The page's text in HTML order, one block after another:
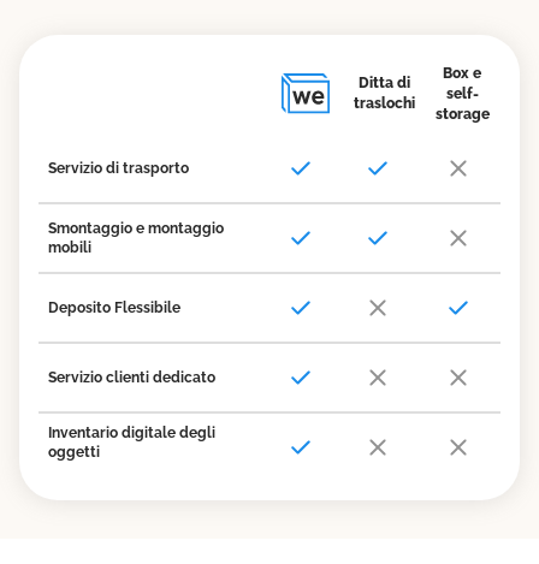
Ditta di
traslochi
Box e
self-
storage
Servizio di trasporto
Smontaggio e montaggio
mobili
Deposito Flessibile
Servizio clienti dedicato
Inventario digitale degli
oggetti